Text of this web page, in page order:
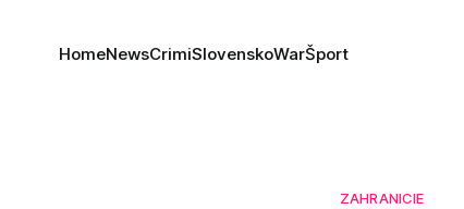
HomeNewsCrimiSlovenskoWarŠport
ZAHRANICIE